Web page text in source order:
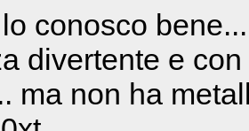
conosco
divertente e
ma non ha